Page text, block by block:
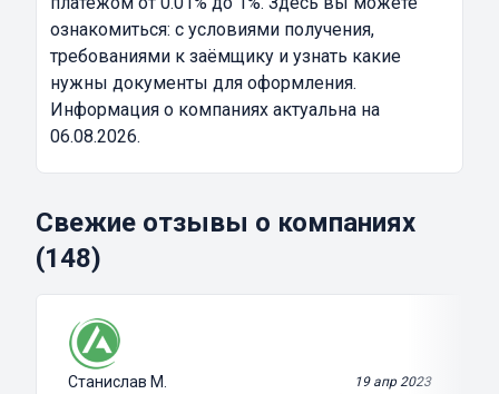
ознакомиться: с условиями получения,
требованиями к заёмщику и узнать какие
нужны документы для оформления.
Информация о компаниях актуальна на
06.08.2026.
Свежие отзывы о компаниях
(148)
Станислав М. 19 апр 2023